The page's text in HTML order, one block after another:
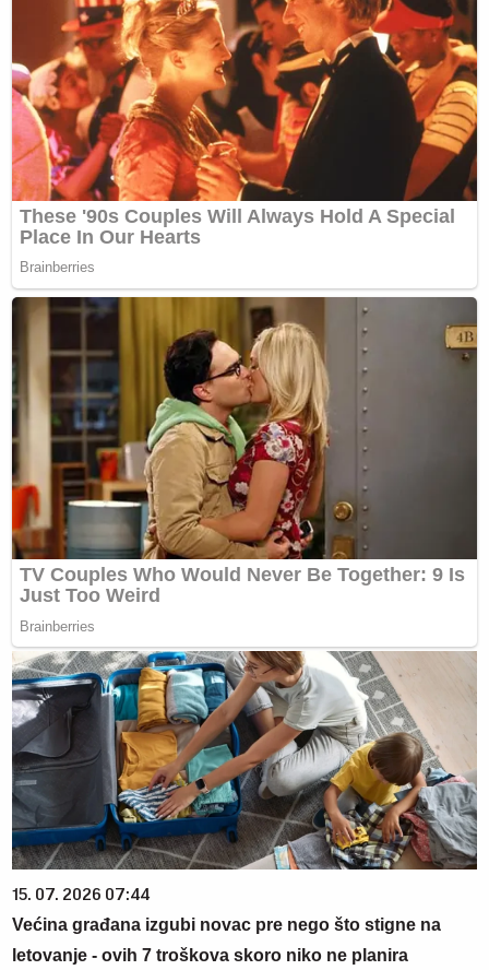
15. 07. 2026 07:44
Većina građana izgubi novac pre nego što stigne na
letovanje - ovih 7 troškova skoro niko ne planira